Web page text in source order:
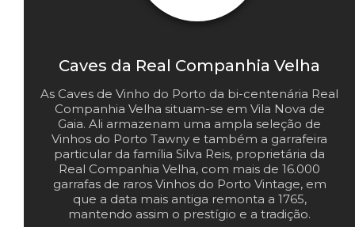
Caves da Real Companhia Velha
As Caves de Vinho do Porto da bi-centenária Real
Companhia Velha situam-se em Vila Nova de
Gaia. Ali armazenam uma ampla seleção de
Vinhos do Porto Tawny e também a garrafeira
particular da família Silva Reis, proprietária da
Real Companhia Velha, com mais de 16.000
garrafas de raros Vinhos do Porto Vintage, em
que a data mais antiga remonta a 1765,
mantendo assim o prestígio e a tradição.